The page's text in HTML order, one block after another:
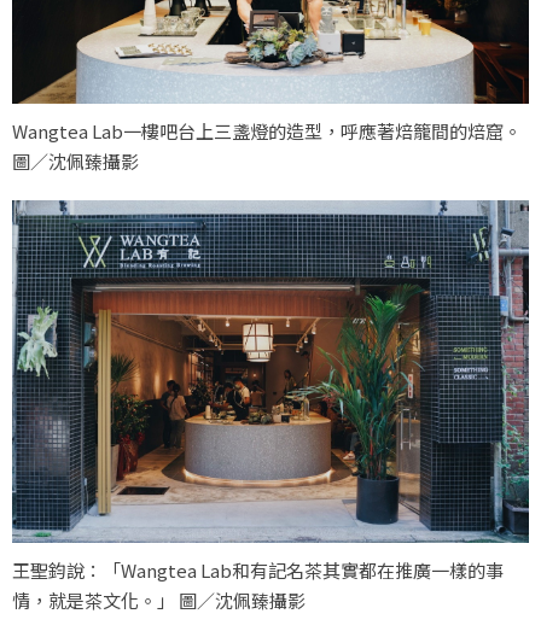
Wangtea Lab一樓吧台上三盞燈的造型，呼應著焙籠間的焙窟。
圖／沈佩臻攝影
王聖鈞說：「Wangtea Lab和有記名茶其實都在推廣一樣的事
情，就是茶文化。」 圖／沈佩臻攝影